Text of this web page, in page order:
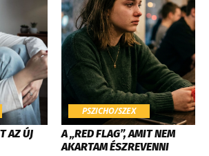
AZ ÚJ
PSZICHO/SZEX
A „RED FLAG”, AMIT NEM
AKARTAM ÉSZREVENNI